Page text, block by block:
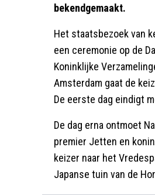
bekendgemaakt.
Het staatsbezoek van
een ceremonie op de
Koninklijke
Amsterdam gaat de
De eerste dag eindigt
De dag erna ontmoet
premier Jetten en
keizer naar het
Japanse tuin van de